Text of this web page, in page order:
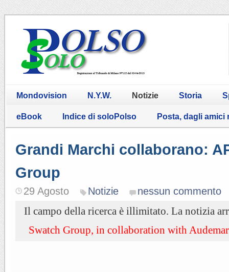
Mondovision N.Y.W. Notizie Storia
eBook Indice di soloPolso Posta, dagli amici
Grandi Marchi collaborano:
Group
29 Agosto Notizie nessun commento
Il campo della ricerca è illimitato. La notizia
Swatch Group, in collaboration with